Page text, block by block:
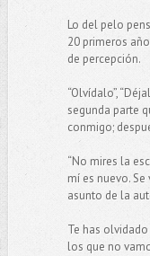
Lo del pelo
20 primeros
de percepción.
“Olvídalo”,
segunda parte
conmigo;
“No mires la
mí es nuevo.
asunto de la
Te has
los que no